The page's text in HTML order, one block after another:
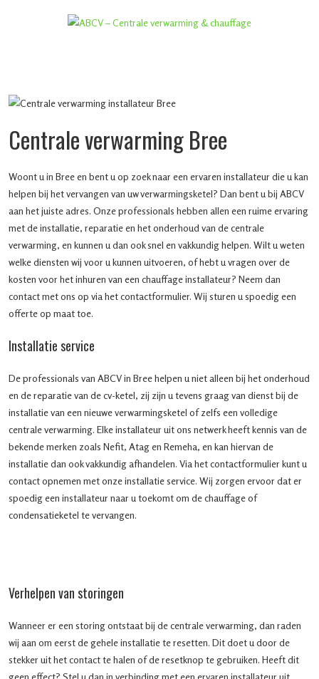
Centrale verwarming Bree
Woont u in Bree en bent u op zoek naar een ervaren installateur die u kan
helpen bij het vervangen van uw verwarmingsketel? Dan bent u bij ABCV
aan het juiste adres. Onze professionals hebben allen een ruime ervaring
met de installatie, reparatie en het onderhoud van de centrale
verwarming, en kunnen u dan ook snel en vakkundig helpen. Wilt u weten
welke diensten wij voor u kunnen uitvoeren, of hebt u vragen over de
kosten voor het inhuren van een chauffage installateur? Neem dan
contact met ons op via het contactformulier. Wij sturen u spoedig een
offerte op maat toe.
Installatie service
De professionals van ABCV in Bree helpen u niet alleen bij het onderhoud
en de reparatie van de cv-ketel, zij zijn u tevens graag van dienst bij de
installatie van een nieuwe verwarmingsketel of zelfs een volledige
centrale verwarming. Elke installateur uit ons netwerk heeft kennis van de
bekende merken zoals Nefit, Atag en Remeha, en kan hiervan de
installatie dan ook vakkundig afhandelen. Via het contactformulier kunt u
contact opnemen met onze installatie service. Wij zorgen ervoor dat er
spoedig een installateur naar u toekomt om de chauffage of
condensatieketel te vervangen.
Verhelpen van storingen
Wanneer er een storing ontstaat bij de centrale verwarming, dan raden
wij aan om eerst de gehele installatie te resetten. Dit doet u door de
stekker uit het contact te halen of de resetknop te gebruiken. Heeft dit